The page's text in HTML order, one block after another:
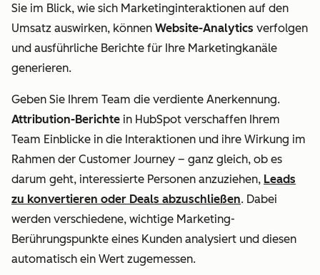
Sie im Blick, wie sich Marketinginteraktionen auf den
Umsatz auswirken, können Website-Analytics verfolgen
und ausführliche Berichte für Ihre Marketingkanäle
generieren.
Geben Sie Ihrem Team die verdiente Anerkennung.
Attribution-Berichte in HubSpot verschaffen Ihrem
Team Einblicke in die Interaktionen und ihre Wirkung im
Rahmen der Customer Journey – ganz gleich, ob es
darum geht, interessierte Personen anzuziehen, Leads
zu konvertieren oder Deals abzuschließen. Dabei
werden verschiedene, wichtige Marketing-
Berührungspunkte eines Kunden analysiert und diesen
automatisch ein Wert zugemessen.